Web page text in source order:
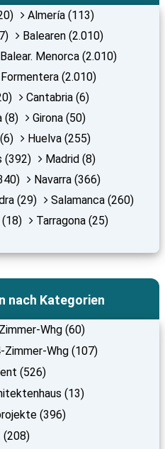
Almería (113)
Balearen (2.010)
Balear. Menorca (2.010)
Formentera (2.010)
Cantabria (6)
(8)
Girona (50)
Huelva (255)
(392)
Madrid (8)
Navarra (366)
(29)
Salamanca (260)
Tarragona (25)
nach Kategorien
Whg (60)
Zimmer-Whg (107)
(526)
(13)
(396)
(208)